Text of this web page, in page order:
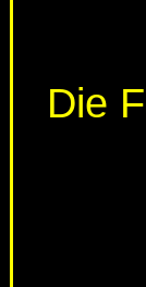
Die